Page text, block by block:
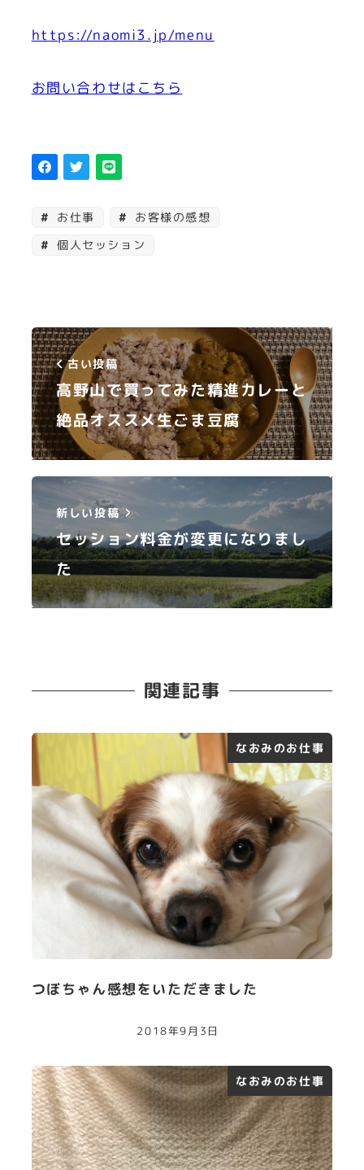
https://naomi3.jp/menu
お問い合わせはこちら
お仕事
お客様の感想
個人セッション
古い投稿
高野山で買ってみた精進カレーと
絶品オススメ生ごま豆腐
新しい投稿
セッション料金が変更になりまし
た
関連記事
なおみのお仕事
つぼちゃん感想をいただきました
2018年9月3日
なおみのお仕事